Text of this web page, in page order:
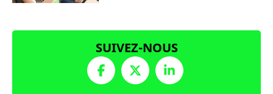
SUIVEZ-NOUS